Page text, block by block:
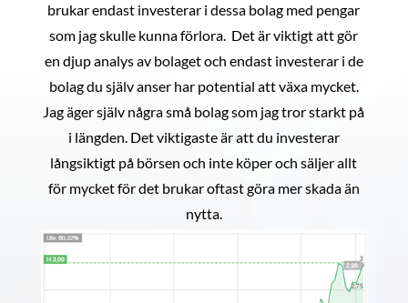
brukar endast investerar i dessa bolag med pengar
som jag skulle kunna förlora. Det är viktigt att gör
en djup analys av bolaget och endast investerar i de
bolag du själv anser har potential att växa mycket.
Jag äger själv några små bolag som jag tror starkt på
i längden. Det viktigaste är att du investerar
långsiktigt på börsen och inte köper och säljer allt
för mycket för det brukar oftast göra mer skada än
nytta.